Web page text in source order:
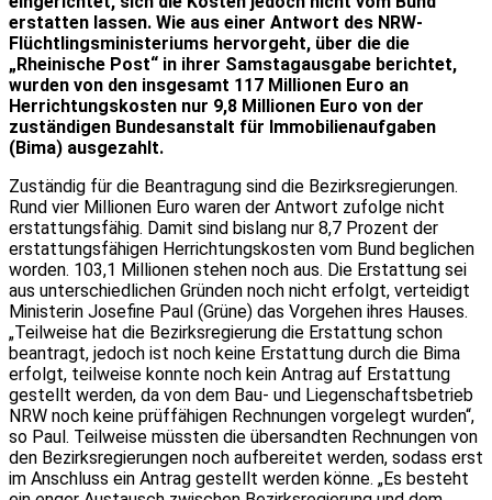
erstatten lassen. Wie aus einer Antwort des NRW-
Flüchtlingsministeriums hervorgeht, über die die
„Rheinische Post“ in ihrer Samstagausgabe berichtet,
wurden von den insgesamt 117 Millionen Euro an
Herrichtungskosten nur 9,8 Millionen Euro von der
zuständigen Bundesanstalt für Immobilienaufgaben
(Bima) ausgezahlt.
Zuständig für die Beantragung sind die Bezirksregierungen.
Rund vier Millionen Euro waren der Antwort zufolge nicht
erstattungsfähig. Damit sind bislang nur 8,7 Prozent der
erstattungsfähigen Herrichtungskosten vom Bund beglichen
worden. 103,1 Millionen stehen noch aus. Die Erstattung sei
aus unterschiedlichen Gründen noch nicht erfolgt, verteidigt
Ministerin Josefine Paul (Grüne) das Vorgehen ihres Hauses.
„Teilweise hat die Bezirksregierung die Erstattung schon
beantragt, jedoch ist noch keine Erstattung durch die Bima
erfolgt, teilweise konnte noch kein Antrag auf Erstattung
gestellt werden, da von dem Bau- und Liegenschaftsbetrieb
NRW noch keine prüffähigen Rechnungen vorgelegt wurden“,
so Paul. Teilweise müssten die übersandten Rechnungen von
den Bezirksregierungen noch aufbereitet werden, sodass erst
im Anschluss ein Antrag gestellt werden könne. „Es besteht